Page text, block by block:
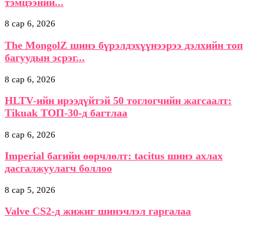
8 сар 6, 2026
The MongolZ шинэ бүрэлдэхүүнээрээ дэлхийн топ
багуудын эсрэг...
8 сар 6, 2026
HLTV-ийн ирээдүйтэй 50 тоглогчийн жагсаалт:
Tikuak ТОП-30-д багтлаа
8 сар 6, 2026
Imperial багийн өөрчлөлт: tacitus шинэ ахлах
дасгалжуулагч боллоо
8 сар 5, 2026
Valve CS2-д жижиг шинэчлэл гаргалаа